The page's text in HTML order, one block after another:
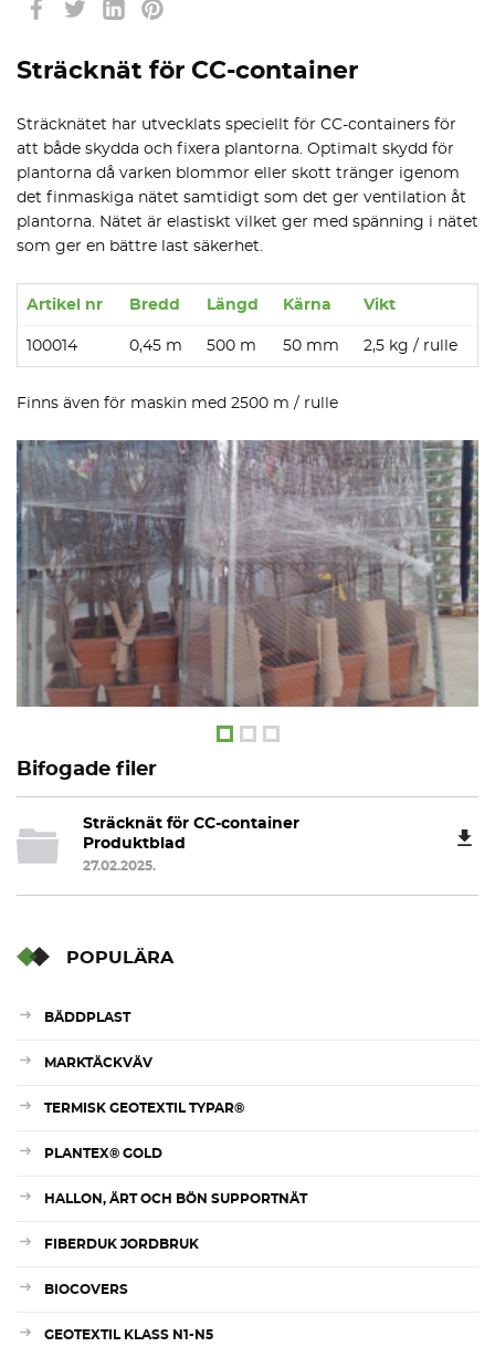
Sträcknät för CC-container
Sträcknätet har utvecklats speciellt för CC-containers för
att både skydda och fixera plantorna. Optimalt skydd för
plantorna då varken blommor eller skott tränger igenom
det finmaskiga nätet samtidigt som det ger ventilation åt
plantorna. Nätet är elastiskt vilket ger med spänning i nätet
som ger en bättre last säkerhet.
Artikel nr Bredd Längd Kärna Vikt
100014 0,45 m 500 m 50 mm 2,5 kg / rulle
Finns även för maskin med 2500 m / rulle
Bifogade filer
Sträcknät för CC-container
Produktblad
27.02.2025.
POPULÄRA
BÄDDPLAST
MARKTÄCKVÄV
TERMISK GEOTEXTIL TYPAR®
PLANTEX® GOLD
HALLON, ÄRT OCH BÖN SUPPORTNÄT
FIBERDUK JORDBRUK
BIOCOVERS
GEOTEXTIL KLASS N1-N5